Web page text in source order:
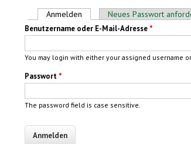
Haupt-Reiter
Anmelden (aktiver Reiter)
Neues Passwort
Benutzername oder E-Mail-Adresse *
You may login with either your assigned username
Passwort *
The password field is case sensitive.